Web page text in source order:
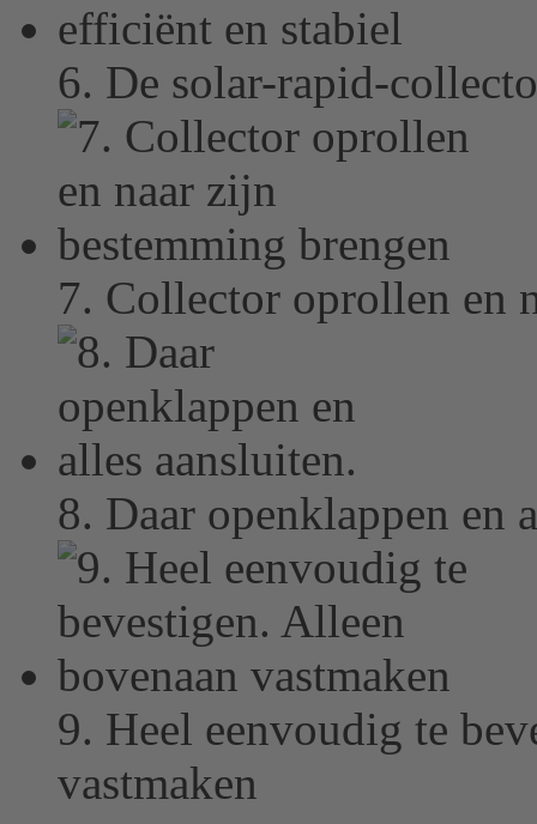
6. De solar-rapid-
7. Collector oprollen en
8. Daar openklappen en
9. Heel eenvoudig te
vastmaken